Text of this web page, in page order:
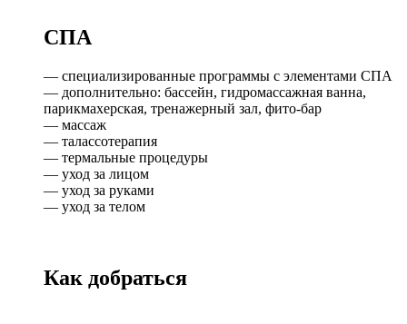
СПА
— специализированные программы с элементами СПА
— дополнительно: бассейн, гидромассажная ванна,
парикмахерская, тренажерный зал, фито-бар
— массаж
— талассотерапия
— термальные процедуры
— уход за лицом
— уход за руками
— уход за телом
Как добраться